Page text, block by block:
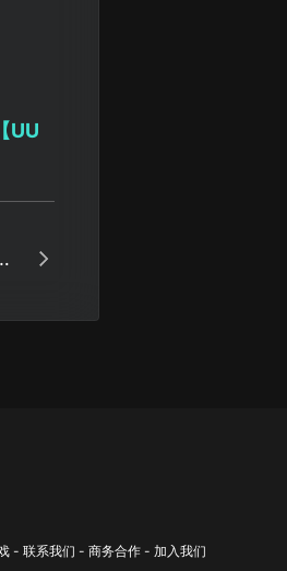
【UU
- 联系我们 - 商务合作 - 加入我们